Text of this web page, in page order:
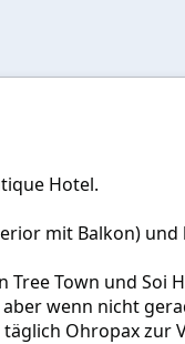
Hotel.
mit Balkon)
Tree Town und
wenn nicht
Ohropax zur